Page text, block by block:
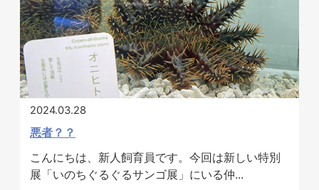
2024.03.28
悪者？？
こんにちは、新人飼育員です。今回は新しい特別
展「いのちぐるぐるサンゴ展」にいる仲...